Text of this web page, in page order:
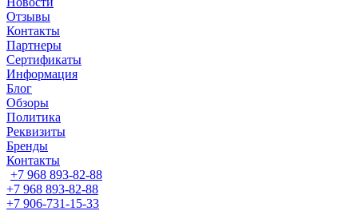
Отзывы
Контакты
Партнеры
Сертификаты
Информация
Блог
Обзоры
Политика
Реквизиты
Бренды
Контакты
+7 968 893-82-88
+7 968 893-82-88
+7 906-731-15-33